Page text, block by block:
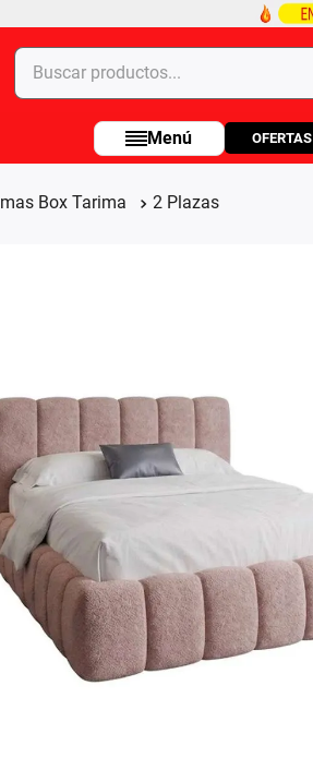
Buscar productos...
OFERTAS
Box Tarima 2 Plazas
buscados